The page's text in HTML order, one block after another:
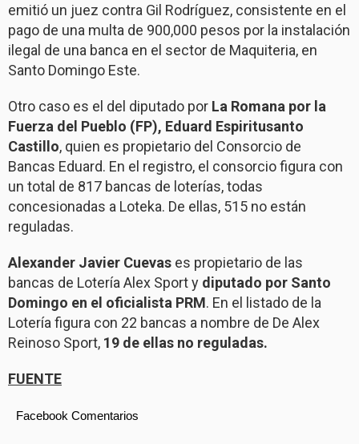
emitió un juez contra Gil Rodríguez, consistente en el
pago de una multa de 900,000 pesos por la instalación
ilegal de una banca en el sector de Maquiteria, en
Santo Domingo Este.
Otro caso es el del diputado por La Romana por la
Fuerza del Pueblo (FP), Eduard Espiritusanto
Castillo, quien es propietario del Consorcio de
Bancas Eduard. En el registro, el consorcio figura con
un total de 817 bancas de loterías, todas
concesionadas a Loteka. De ellas, 515 no están
reguladas.
Alexander Javier Cuevas es propietario de las
bancas de Lotería Alex Sport y diputado por Santo
Domingo en el oficialista PRM. En el listado de la
Lotería figura con 22 bancas a nombre de De Alex
Reinoso Sport, 19 de ellas no reguladas.
FUENTE
Facebook Comentarios